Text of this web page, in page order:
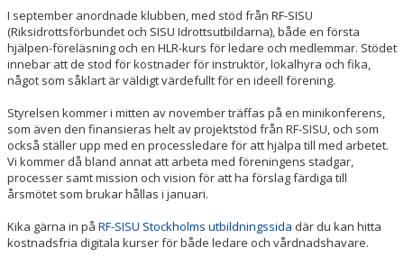
MTB
I september anordnade klubben, med stöd från RF-SISU
(Riksidrottsförbundet och SISU Idrottsutbildarna), både en första
hjälpen-föreläsning och en HLR-kurs för ledare och medlemmar. Stödet
innebar att de stod för kostnader för instruktör, lokalhyra och fika,
något som såklart är väldigt värdefullt för en ideell förening.
Styrelsen kommer i mitten av november träffas på en minikonferens,
som även den finansieras helt av projektstöd från RF-SISU, och som
också ställer upp med en processledare för att hjälpa till med arbetet.
Vi kommer då bland annat att arbeta med föreningens stadgar,
processer samt mission och vision för att ha förslag färdiga till
årsmötet som brukar hållas i januari.
Kika gärna in på RF-SISU Stockholms utbildningssida där du kan hitta
kostnadsfria digitala kurser för både ledare och vårdnadshavare.